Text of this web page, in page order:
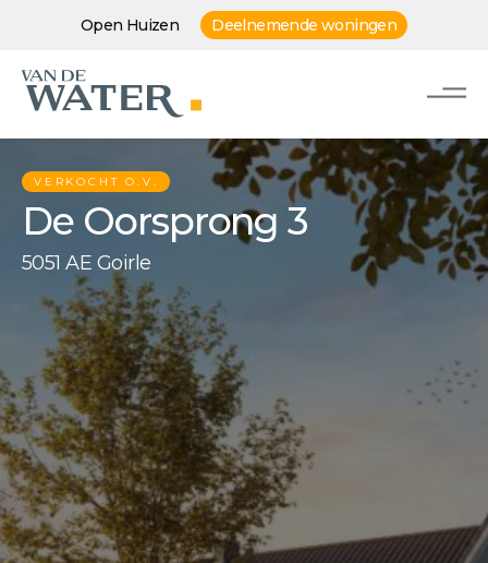
Open Huizen Deelnemende woningen
VERKOCHT O.V.
De Oorsprong 3
5051 AE Goirle